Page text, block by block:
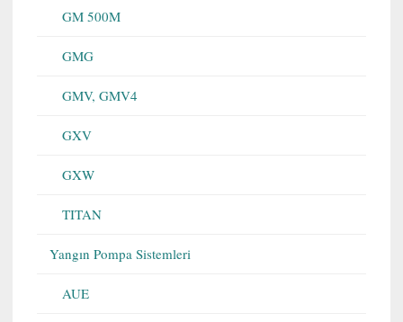
GM 500M
GMG
GMV, GMV4
GXV
GXW
TITAN
Yangın Pompa Sistemleri
AUE